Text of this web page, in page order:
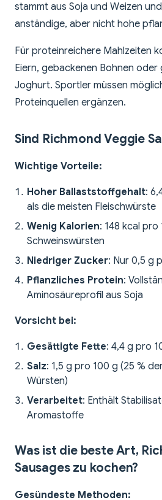
stammt aus Soja und Weizen
anständige, aber nicht hohe
Für proteinreichere Mahlzeiten
Eiern, gebackenen Bohnen oder
Joghurt. Sportler müssen
Proteinquellen ergänzen.
Sind Richmond Veggie
Wichtige Vorteile:
Hoher Ballaststoffgehalt:
als die meisten Fleischwürste
Wenig Kalorien: 148 kcal pro
Schweinswürsten
Niedriger Zucker: Nur 0,5 g
Pflanzliches Protein:
Aminosäureprofil aus Soja
Vorsicht bei:
Gesättigte Fette: 4,4 g pro
Salz: 1,5 g pro 100 g (25 %
Würsten)
Verarbeitet: Enthält
Aromastoffe
Was ist die beste Art,
Sausages zu kochen?
Gesündeste Methoden: